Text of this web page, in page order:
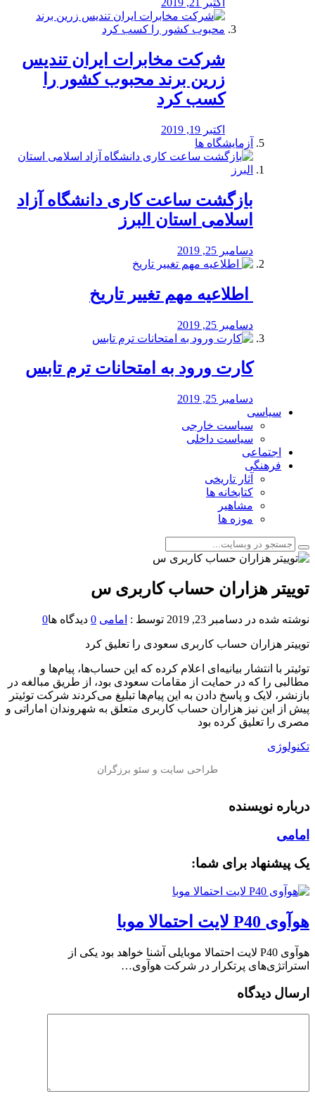
اکتبر 21, 2019
شرکت مخابرات ایران تندیس
زرین برند محبوب کشور را
کسب کرد
اکتبر 19, 2019
آزمایشگاه ها
بازگشت ساعت کاری دانشگاه آزاد
اسلامی استان البرز
دسامبر 25, 2019
️ اطلاعیه مهم تغییر تاریخ
دسامبر 25, 2019
کارت ورود به امتحانات ترم تابس
دسامبر 25, 2019
سیاسی
سیاست خارجی
سیاست داخلی
اجتماعی
فرهنگی
آثار تاریخی
کتابخانه ها
مشاهیر
موزه ها
توییتر هزاران حساب کاربری س
نوشته شده در دسامبر 23, 2019 توسط : امامی 0 دیدگاه ها0
توییتر هزاران حساب کاربری سعودی را تعلیق کرد
توئیتر با انتشار بیانیه‌ای اعلام کرده که این حساب‌ها، پیام‌ها و
مطالبی را که در حمایت از مقامات سعودی بود، از طریق مبالغه در
بازنشر، لایک و پاسخ دادن به این پیام‌ها تبلیغ می‌کردند شرکت توئیتر
پیش از این نیز هزاران حساب کاربری متعلق به شهروندان اماراتی و
مصری را تعلیق کرده بود
تکنولوژی
درباره نویسنده
امامی
یک پیشنهاد برای شما:
هوآوی P40 لایت احتمالا موبا
هوآوی P40 لایت احتمالا موبایلی آشنا خواهد بود یکی از
استراتژی‌های پرتکرار در شرکت هوآوی…
ارسال دیدگاه